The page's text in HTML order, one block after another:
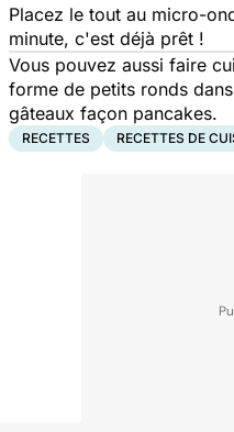
Placez le tout au micro-
minute, c'est déjà prêt !
Vous pouvez aussi faire
forme de petits ronds
gâteaux façon pancakes.
RECETTES RECETTES DE